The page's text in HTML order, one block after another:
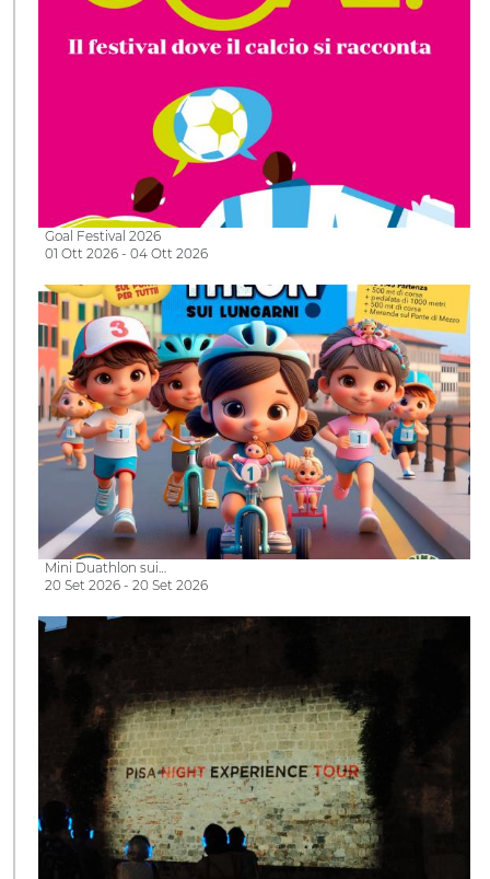
Goal Festival 2026
01 Ott 2026 - 04 Ott 2026
Mini Duathlon sui…
20 Set 2026 - 20 Set 2026